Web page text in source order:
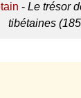
-Le trésor
tibétaines